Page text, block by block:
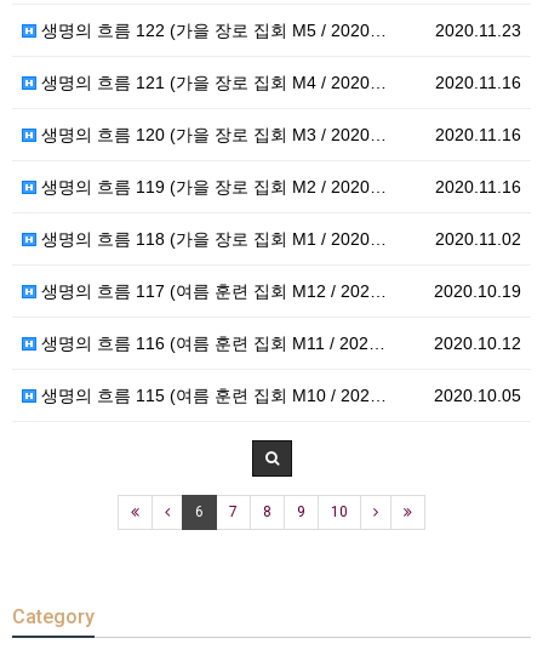
2020.11.23
생명의 흐름 122 (가을 장로 집회 M5 / 2020…
2020.11.16
생명의 흐름 121 (가을 장로 집회 M4 / 2020…
2020.11.16
생명의 흐름 120 (가을 장로 집회 M3 / 2020…
2020.11.16
생명의 흐름 119 (가을 장로 집회 M2 / 2020…
2020.11.02
생명의 흐름 118 (가을 장로 집회 M1 / 2020…
2020.10.19
생명의 흐름 117 (여름 훈련 집회 M12 / 202…
2020.10.12
생명의 흐름 116 (여름 훈련 집회 M11 / 202…
2020.10.05
생명의 흐름 115 (여름 훈련 집회 M10 / 202…
6 7 8 9 10
Category